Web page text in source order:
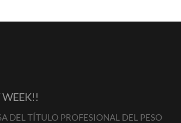
DEL TÍTULO PROFESIONAL DEL PESO